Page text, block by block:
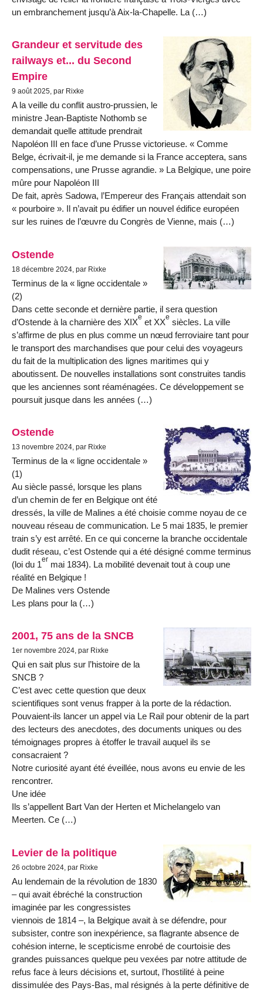
un embranchement jusqu’à Aix-la-Chapelle. La (…)
Grandeur et servitude des
railways et... du Second
Empire
9 août 2025, par Rixke
A la veille du conflit austro-prussien, le
ministre Jean-Baptiste Nothomb se
demandait quelle attitude prendrait
Napoléon III en face d’une Prusse victorieuse. « Comme
Belge, écrivait-il, je me demande si la France acceptera, sans
compensations, une Prusse agrandie. » La Belgique, une poire
mûre pour Napoléon III
De fait, après Sadowa, l’Empereur des Français attendait son
« pourboire ». Il n’avait pu édifier un nouvel édifice européen
sur les ruines de l’œuvre du Congrès de Vienne, mais (…)
Ostende
18 décembre 2024, par Rixke
Terminus de la « ligne occidentale »
(2)
Dans cette seconde et dernière partie, il sera question
d’Ostende à la charnière des XIXe et XXe siècles. La ville
s’affirme de plus en plus comme un nœud ferroviaire tant pour
le transport des marchandises que pour celui des voyageurs
du fait de la multiplication des lignes maritimes qui y
aboutissent. De nouvelles installations sont construites tandis
que les anciennes sont réaménagées. Ce développement se
poursuit jusque dans les années (…)
Ostende
13 novembre 2024, par Rixke
Terminus de la « ligne occidentale »
(1)
Au siècle passé, lorsque les plans
d’un chemin de fer en Belgique ont été
dressés, la ville de Malines a été choisie comme noyau de ce
nouveau réseau de communication. Le 5 mai 1835, le premier
train s’y est arrêté. En ce qui concerne la branche occidentale
dudit réseau, c’est Ostende qui a été désigné comme terminus
(loi du 1er mai 1834). La mobilité devenait tout à coup une
réalité en Belgique !
De Malines vers Ostende
Les plans pour la (…)
2001, 75 ans de la SNCB
1er novembre 2024, par Rixke
Qui en sait plus sur l’histoire de la
SNCB ?
C’est avec cette question que deux
scientifiques sont venus frapper à la porte de la rédaction.
Pouvaient-ils lancer un appel via Le Rail pour obtenir de la part
des lecteurs des anecdotes, des documents uniques ou des
témoignages propres à étoffer le travail auquel ils se
consacraient ?
Notre curiosité ayant été éveillée, nous avons eu envie de les
rencontrer.
Une idée
Ils s’appellent Bart Van der Herten et Michelangelo van
Meerten. Ce (…)
Levier de la politique
26 octobre 2024, par Rixke
Au lendemain de la révolution de 1830
– qui avait ébréché la construction
imaginée par les congressistes
viennois de 1814 –, la Belgique avait à se défendre, pour
subsister, contre son inexpérience, sa flagrante absence de
cohésion interne, le scepticisme enrobé de courtoisie des
grandes puissances quelque peu vexées par notre attitude de
refus face à leurs décisions et, surtout, l’hostilité à peine
dissimulée des Pays-Bas, mal résignés à la perte définitive de